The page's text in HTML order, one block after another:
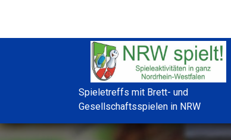
Spieletreffs mit Brett- und
Gesellschaftsspielen in NRW